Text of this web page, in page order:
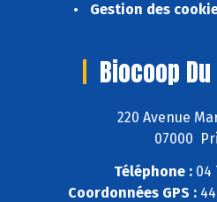
Gestion des
Biocoop
220 Avenue
07000
Téléphone :04
Coordonnées GPS :